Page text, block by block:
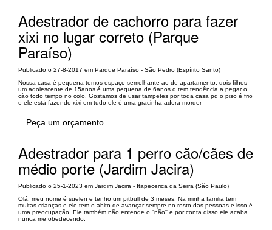
Adestrador de cachorro para fazer
xixi no lugar correto (Parque
Paraíso)
Publicado o 27-8-2017 em Parque Paraíso - São Pedro (Espírito Santo)
Nossa casa é pequena temos espaço semelhante ao de apartamento, dois filhos
um adolescente de 15anos é uma pequena de 6anos q tem tendência a pegar o
cão todo tempo no colo. Gostamos de usar tampetes por toda casa pq o piso é frio
e ele está fazendo xixi em tudo ele é uma gracinha adora morder
Peça um orçamento
Adestrador para 1 perro cão/cães de
médio porte (Jardim Jacira)
Publicado o 25-1-2023 em Jardim Jacira - Itapecerica da Serra (São Paulo)
Olá, meu nome é suelen e tenho um pitbull de 3 meses. Na minha familia tem
muitas crianças e ele tem o abito de avançar sempre no rosto das pessoas e isso é
uma preocupação. Ele também não entende o ''não'' e por conta disso ele acaba
nunca me obedecendo.